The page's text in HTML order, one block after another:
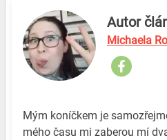
Autor
Michaela
Mým koníčkem je
mého času mi zaberou mí